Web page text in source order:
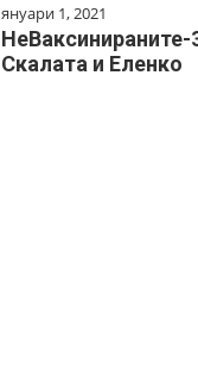
януари 1, 2021
Скалата и Еленко